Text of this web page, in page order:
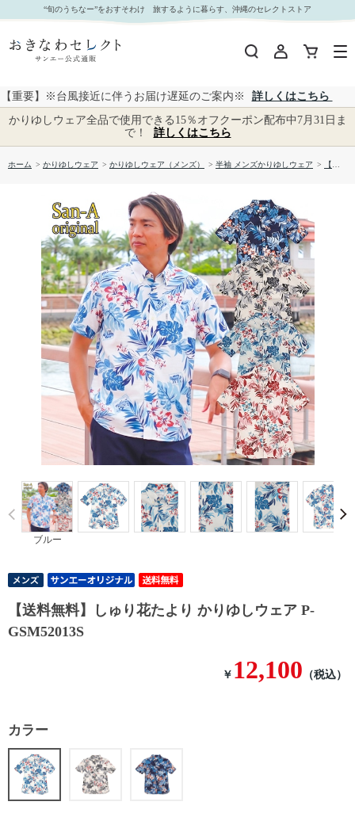
【送料無料】しゅり花たより かりゆしウェア P-GSM52013S｜おきなわセレクト サンエー公式
通販
“旬のうちなー”をおすそわけ 旅するように暮らす、沖縄のセレクトストア
【重要】※台風接近に伴うお届け遅延のご案内※
詳しくはこちら
かりゆしウェア全品で使用できる15％オフクーポン配布中7月31日ま
で！
詳しくはこちら
ホーム > かりゆしウェア > かりゆしウェア（メンズ） > 半袖 メンズかりゆしウェア > 【送料無料】しゅり花たより かりゆしウェア P-GSM52013S
ブルー
Prev
【送料無料】しゅり花たより かりゆしウェア P-
GSM52013S
￥ 12,100 （税込）
カラー